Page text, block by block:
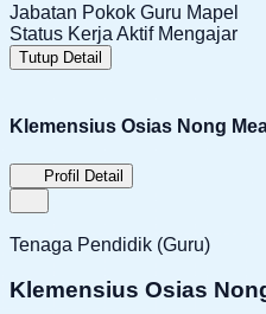
Jabatan Pokok Guru Mapel
Status Kerja Aktif Mengajar
Tutup Detail
Klemensius Osias Nong
Profil Detail
Tenaga Pendidik (Guru)
Klemensius Osias